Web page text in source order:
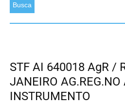
Busca
STF AI 640018 AgR /
JANEIRO AG.REG.NO
INSTRUMENTO